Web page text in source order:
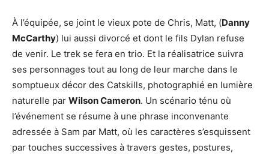
À l’équipée, se joint le vieux pote de Chris, Matt, (Danny
McCarthy) lui aussi divorcé et dont le fils Dylan refuse
de venir. Le trek se fera en trio. Et la réalisatrice suivra
ses personnages tout au long de leur marche dans le
somptueux décor des Catskills, photographié en lumière
naturelle par Wilson Cameron. Un scénario ténu où
l’événement se résume à une phrase inconvenante
adressée à Sam par Matt, où les caractères s’esquissent
par touches successives à travers gestes, postures,